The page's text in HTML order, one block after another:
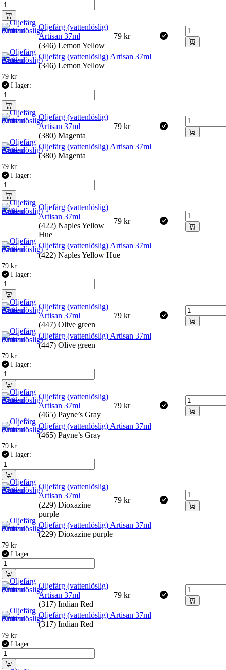
Oljefärg (vattenlöslig)
Artisan 37ml
(346) Lemon Yellow
79 kr
Oljefärg (vattenlöslig) Artisan 37ml
(346) Lemon Yellow
79 kr
I lager:
Oljefärg (vattenlöslig)
Artisan 37ml
(380) Magenta
79 kr
Oljefärg (vattenlöslig) Artisan 37ml
(380) Magenta
79 kr
I lager:
Oljefärg (vattenlöslig)
Artisan 37ml
(422) Naples Yellow
Hue
79 kr
Oljefärg (vattenlöslig) Artisan 37ml
(422) Naples Yellow Hue
79 kr
I lager:
Oljefärg (vattenlöslig)
Artisan 37ml
(447) Olive green
79 kr
Oljefärg (vattenlöslig) Artisan 37ml
(447) Olive green
79 kr
I lager:
Oljefärg (vattenlöslig)
Artisan 37ml
(465) Payne’s Gray
79 kr
Oljefärg (vattenlöslig) Artisan 37ml
(465) Payne’s Gray
79 kr
I lager:
Oljefärg (vattenlöslig)
Artisan 37ml
(229) Dioxazine
purple
79 kr
Oljefärg (vattenlöslig) Artisan 37ml
(229) Dioxazine purple
79 kr
I lager:
Oljefärg (vattenlöslig)
Artisan 37ml
(317) Indian Red
79 kr
Oljefärg (vattenlöslig) Artisan 37ml
(317) Indian Red
79 kr
I lager: